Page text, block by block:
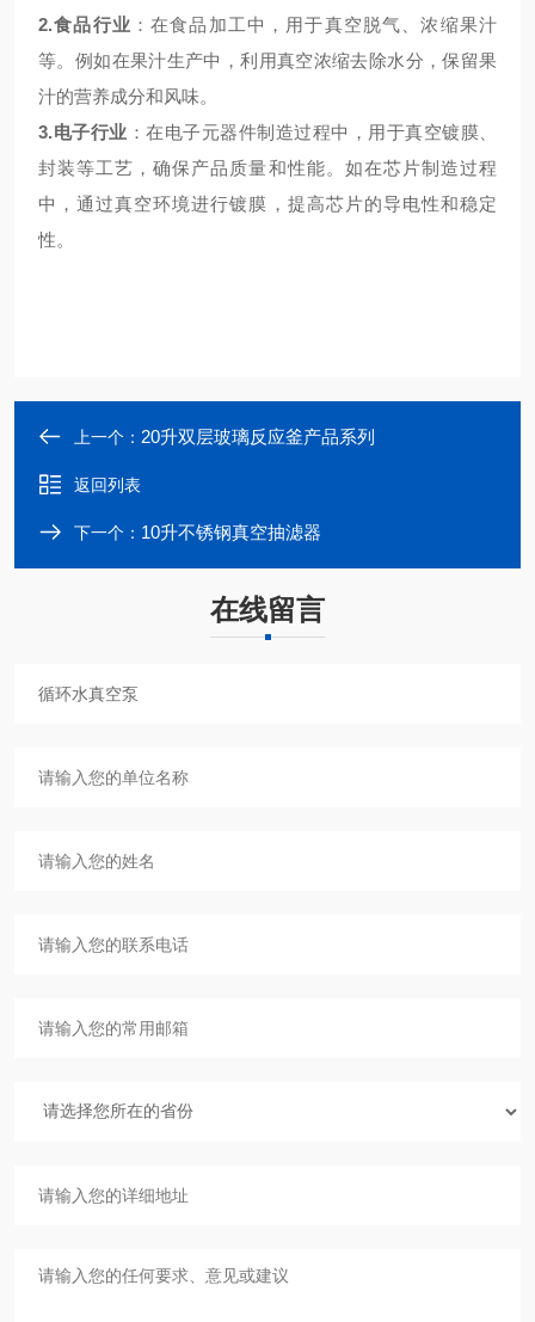
2.食品行业 ：在食品加工中，用于真空脱气、浓缩果汁
等。例如在果汁生产中，利用真空浓缩去除水分，保留果
汁的营养成分和风味。
3.电子行业 ：在电子元器件制造过程中，用于真空镀膜、
封装等工艺，确保产品质量和性能。如在芯片制造过程
中，通过真空环境进行镀膜，提高芯片的导电性和稳定
性。
上一个： 20升双层玻璃反应釜产品系列
返回列表
下一个： 10升不锈钢真空抽滤器
在线留言